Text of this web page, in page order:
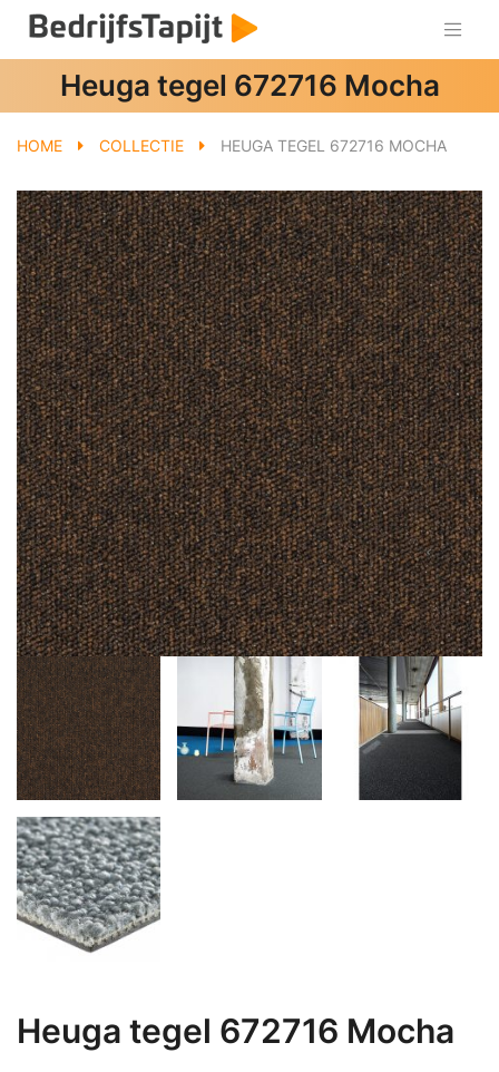
Heuga tegel 672716 Mocha
HOME COLLECTIE HEUGA TEGEL 672716 MOCHA
Heuga tegel 672716 Mocha